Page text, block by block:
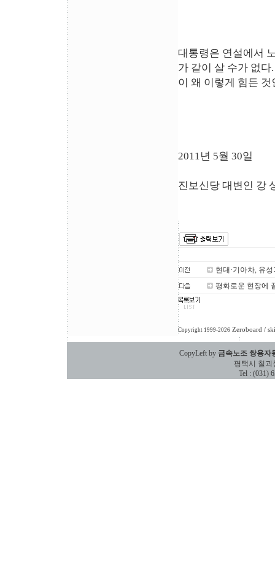
대통령은 연설에서
가 같이 살 수가 없
이 왜 이렇게 힘든
2011년 5월 30일
진보신당 대변인 강
현대·기아차, 유
평화로운 현장에
Copyright 1999-2026 Zeroboard /
CopyLeft by 금속노조 쌍용자
평택시 칠괴동
Tel : (031)